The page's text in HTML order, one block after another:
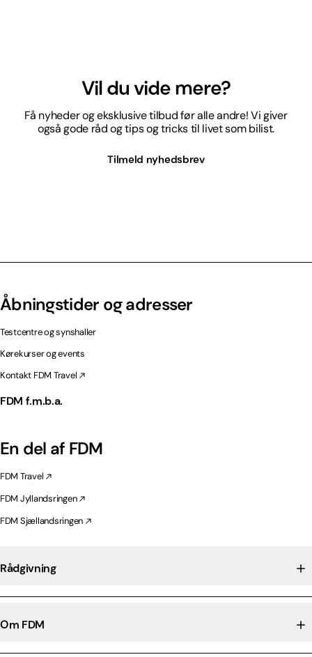
Vil du vide mere?
Få nyheder og eksklusive tilbud før alle andre! Vi giver
også gode råd og tips og tricks til livet som bilist.
Tilmeld nyhedsbrev
Åbningstider og adresser
Testcentre og synshaller
Kørekurser og events
Kontakt FDM Travel
FDM f.m.b.a.
En del af FDM
FDM Travel
FDM Jyllandsringen
FDM Sjællandsringen
Rådgivning
Om FDM